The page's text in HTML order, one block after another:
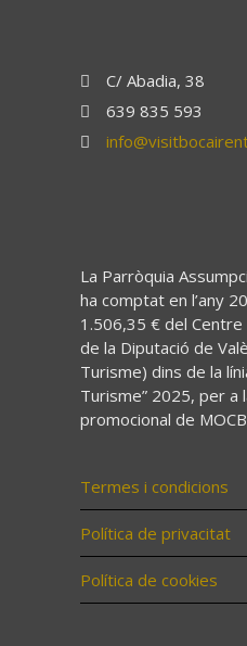
C/ Abadia, 38
639 835 593
La Parròquia
ha comptat en l’any
1.506,35 € del
de la Diputació de
Turisme) dins de la
Turisme” 2025, per a
promocional de
Termes i condicions
Política de privacitat
Política de cookies